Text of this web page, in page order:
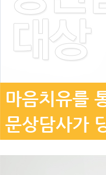
마음치유를
문상담사가